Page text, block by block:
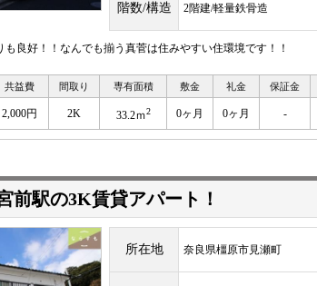
階数/構造 2階建/軽量鉄骨造
良好！！なんでも揃う真菅は住みやすい住環境です！！
共益費 間取り 専有面積 敷金 礼金 保証金
2,000円 2K 33.2ｍ2 0ヶ月 0ヶ月 -
前駅の3K賃貸アパート！
所在地 奈良県橿原市見瀬町